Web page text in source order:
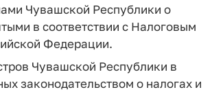
Чувашской Республики о
в соответствии с Налоговым
Федерации.
Чувашской Республики в
законодательством о налогах и